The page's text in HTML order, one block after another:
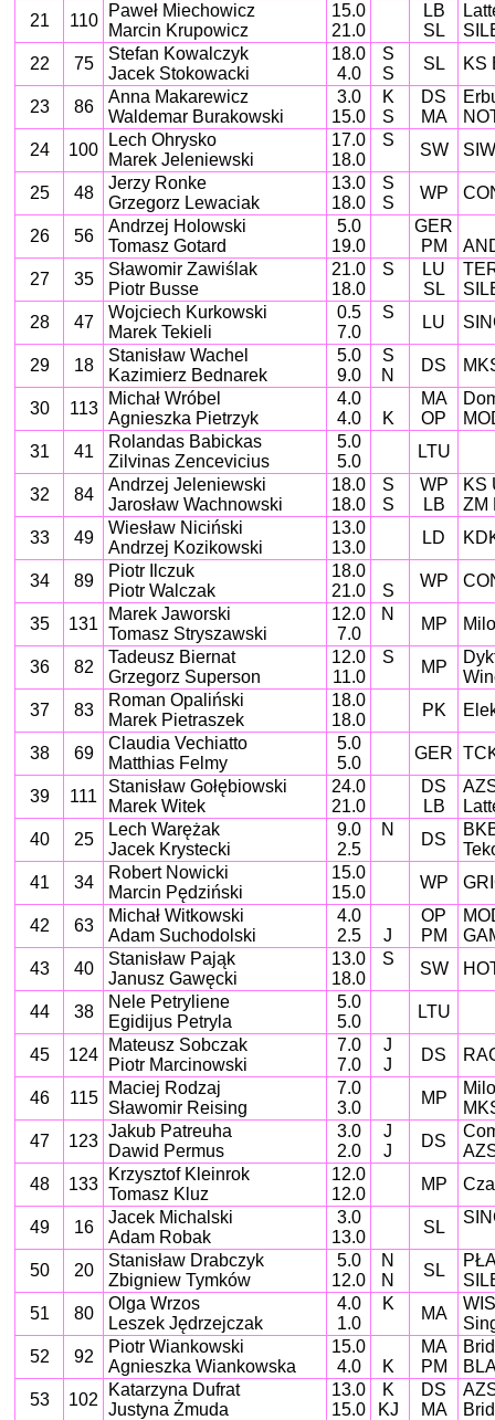
21
110
Paweł Miechowicz
Marcin Krupowicz
15.0
21.0
LB
SL
22
75
Stefan Kowalczyk
Jacek Stokowacki
18.0
4.0
S
S
SL KS
23 86
Anna Makarewicz
Waldemar Burakowski
3.0
15.0
K
S
DS
MA
24
100
Lech Ohrysko
Marek Jeleniewski
17.0
18.0
S
SW
25 48
Jerzy Ronke
Grzegorz Lewaciak
13.0
18.0
S
S
WP
26 56
Andrzej Holowski
Tomasz Gotard
5.0
19.0
GER
PM
27
35
Sławomir Zawiślak
Piotr Busse
21.0
18.0
S
LU
SL
28
47
Wojciech Kurkowski
Marek Tekieli
0.5
7.0
S
LU
29 18
Stanisław Wachel
Kazimierz Bednarek
5.0
9.0
S
N
DS
30 113
Michał Wróbel
Agnieszka Pietrzyk
4.0
4.0
K
MA
OP
31
41
Rolandas Babickas
Zilvinas Zencevicius
5.0
5.0
LTU
32 84
Andrzej Jeleniewski
Jarosław Wachnowski
18.0
18.0
S
S
WP
LB
KS
ZM
33
49
Wiesław Niciński
Andrzej Kozikowski
13.0
13.0
LD
34 89
Piotr Ilczuk
Piotr Walczak
18.0
21.0
S
WP
35 131
Marek Jaworski
Tomasz Stryszawski
12.0
7.0
N
MP
36 82
Tadeusz Biernat
Grzegorz Superson
12.0
11.0
S
MP
37
83
Roman Opaliński
Marek Pietraszek
18.0
18.0
PK
38 69
Claudia Vechiatto
Matthias Felmy
5.0
5.0
GER
39 111
Stanisław Gołębiowski
Marek Witek
24.0
21.0
DS
LB
40
25
Lech Warężak
Jacek Krystecki
9.0
2.5
N
DS
41
34
Robert Nowicki
Marcin Pędziński
15.0
15.0
WP
42 63
Michał Witkowski
Adam Suchodolski
4.0
2.5
J
OP
PM
43
40
Stanisław Pająk
Janusz Gawęcki
13.0
18.0
S
SW
44 38
Nele Petryliene
Egidijus Petryla
5.0
5.0
LTU
45 124
Mateusz Sobczak
Piotr Marcinowski
7.0
7.0
J
J
DS
46 115
Maciej Rodzaj
Sławomir Reising
7.0
3.0
MP
47
123
Jakub Patreuha
Dawid Permus
3.0
2.0
J
J
DS
48
133
Krzysztof Kleinrok
Tomasz Kluz
12.0
12.0
MP
49 16
Jacek Michalski
Adam Robak
3.0
13.0
SL
50 20
Stanisław Drabczyk
Zbigniew Tymków
5.0
12.0
N
N
SL
51
80
Olga Wrzos
Leszek Jędrzejczak
4.0
1.0
K
MA
52
92
Piotr Wiankowski
Agnieszka Wiankowska
15.0
4.0
K
MA
PM
53
102
Katarzyna Dufrat
Justyna Żmuda
13.0
15.0
K
KJ
DS
MA